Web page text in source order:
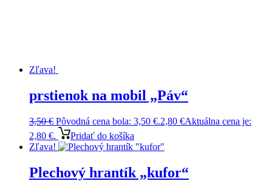
Zľava!
prstienok na mobil „Páv“
3,50€ Pôvodná cena bola: 3,50 €.2,80 €Aktuálna cena je:
2,80 €.
Pridať do košíka
Zľava!
Plechový hrantík „kufor“